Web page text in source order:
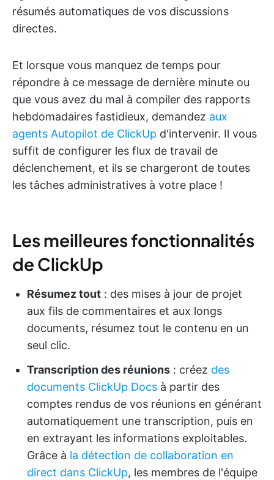
résumés automatiques de vos discussions
directes.
Et lorsque vous manquez de temps pour
répondre à ce message de dernière minute ou
que vous avez du mal à compiler des rapports
hebdomadaires fastidieux, demandez aux
agents Autopilot de ClickUp d'intervenir. Il vous
suffit de configurer les flux de travail de
déclenchement, et ils se chargeront de toutes
les tâches administratives à votre place !
Les meilleures fonctionnalités
de ClickUp
Résumez tout : des mises à jour de projet
aux fils de commentaires et aux longs
documents, résumez tout le contenu en un
seul clic.
Transcription des réunions : créez des
documents ClickUp Docs à partir des
comptes rendus de vos réunions en générant
automatiquement une transcription, puis en
en extrayant les informations exploitables.
Grâce à la détection de collaboration en
direct dans ClickUp, les membres de l'équipe